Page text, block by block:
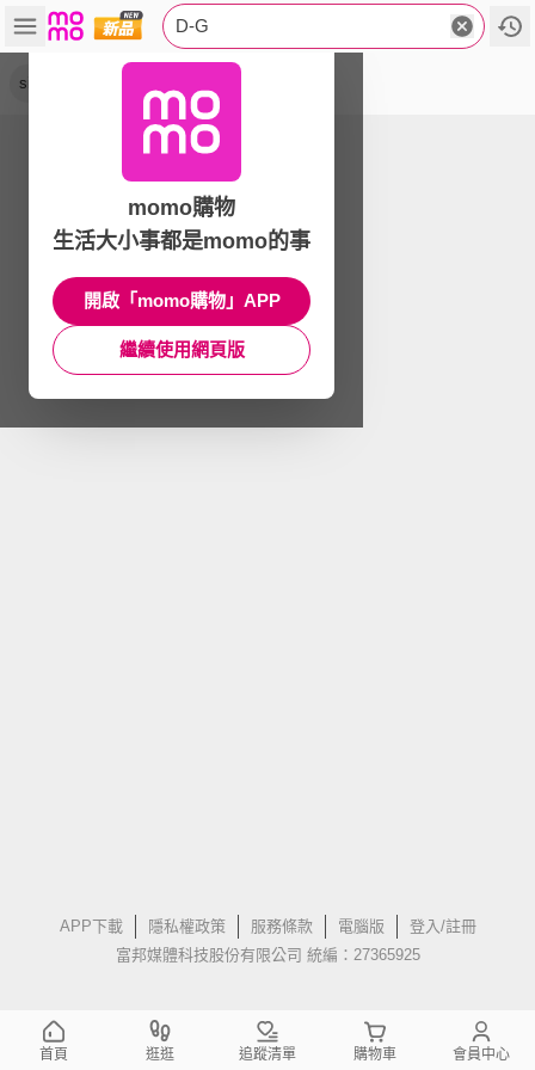
D-G
sigma
APP下載 隱私權政策 服務條款 電腦版
登入/註冊
富邦媒體科技股份有限公司 統編：27365925
momo購物
生活大小事都是momo的事
開啟「momo購物」APP
繼續使用網頁版
首頁 逛逛 追蹤清單 購物車 會員中心